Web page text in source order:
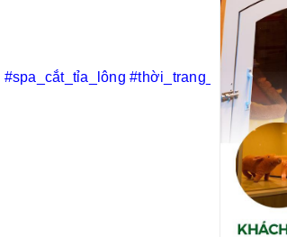
#spa_cắt_tỉa_lông #thời_trang_thú_cưng